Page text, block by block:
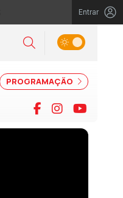
Entrar
Pesquisar
Alternar tema
PROGRAMAÇÃO
Facebook
Instagram